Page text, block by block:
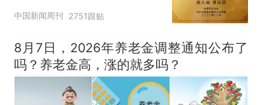
官方回应
中国新闻周刊 2751跟贴
8月7日，2026年养老金调整通知公布了
吗？养老金高，涨的就多吗？